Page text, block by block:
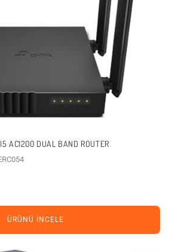
AC1200 DUAL BAND ROUTER
ÜRÜNÜ İNCELE